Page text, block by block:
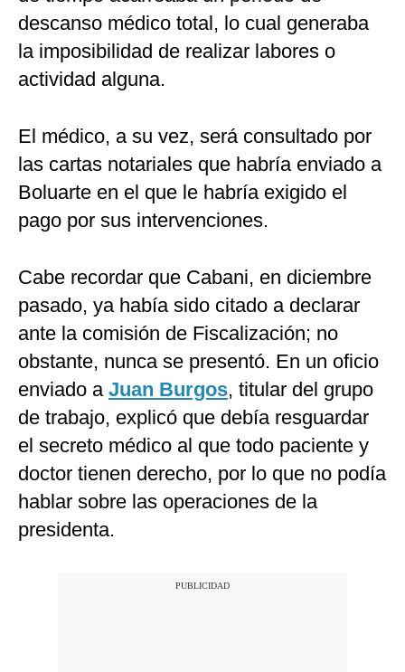
descanso médico total, lo cual generaba
la imposibilidad de realizar labores o
actividad alguna.
El médico, a su vez, será consultado por
las cartas notariales que habría enviado a
Boluarte en el que le habría exigido el
pago por sus intervenciones.
Cabe recordar que Cabani, en diciembre
pasado, ya había sido citado a declarar
ante la comisión de Fiscalización; no
obstante, nunca se presentó. En un oficio
enviado a Juan Burgos, titular del grupo
de trabajo, explicó que debía resguardar
el secreto médico al que todo paciente y
doctor tienen derecho, por lo que no podía
hablar sobre las operaciones de la
presidenta.